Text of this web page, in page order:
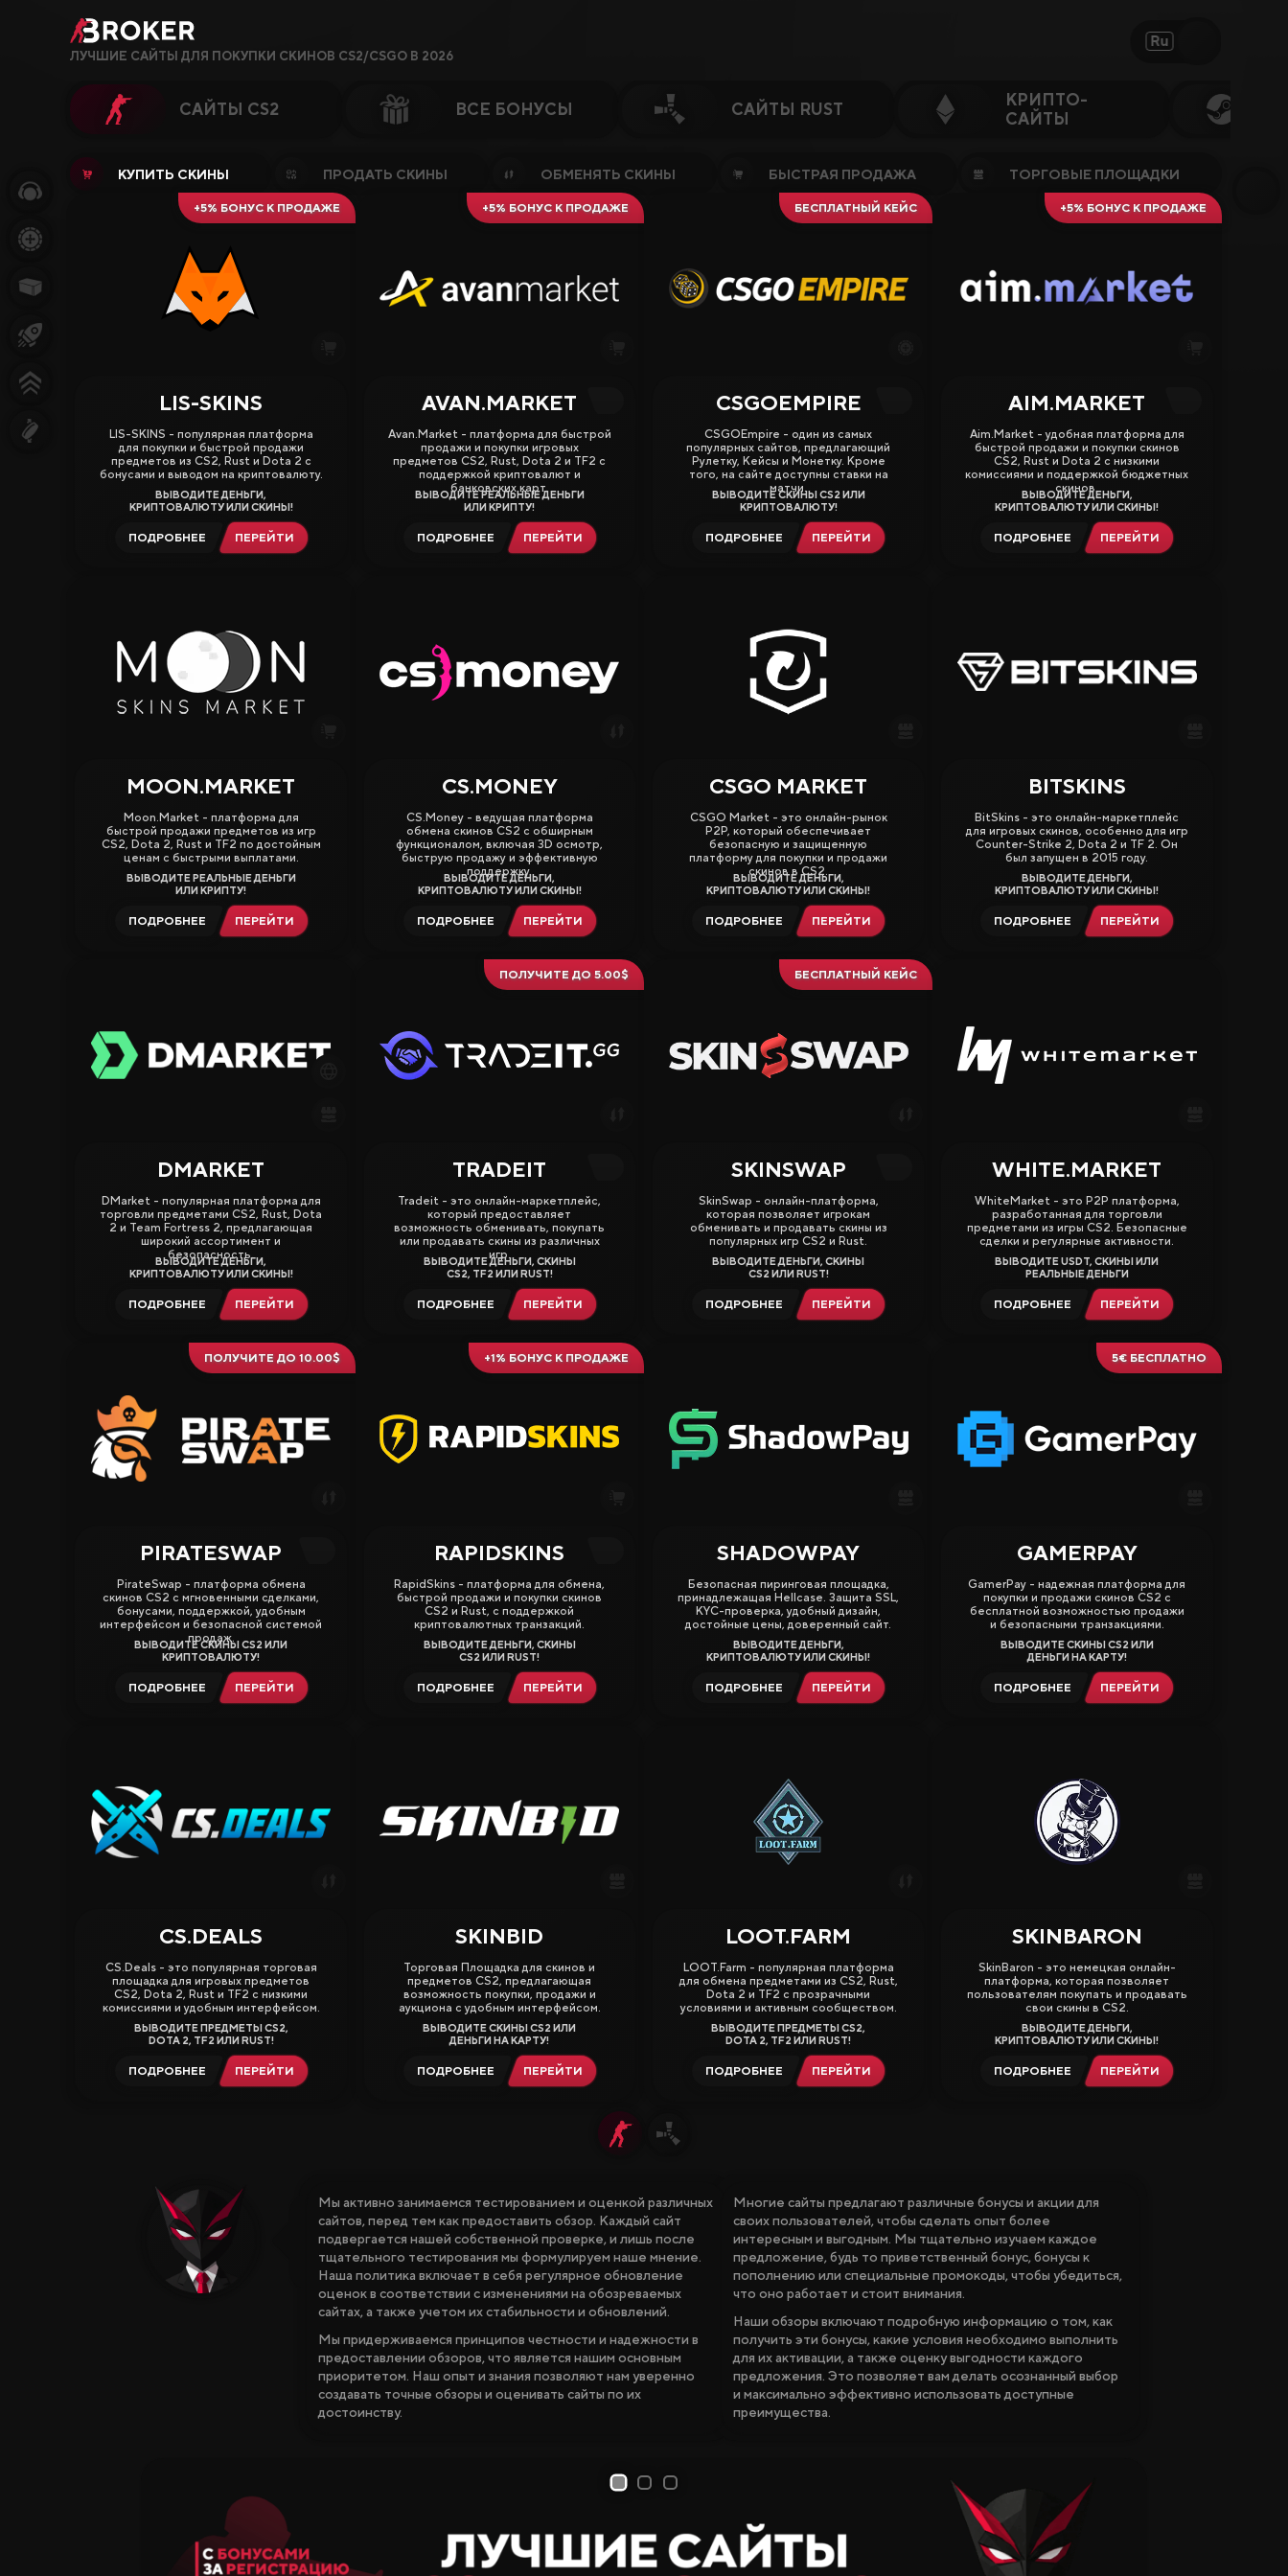
Популярное
Заработок
Новые Сайты
Гемблинг
Продажа и Обмен Скинов
Бонус к Продаже Розыгрыши
ЛУЧШИЕ САЙТЫ ДЛЯ ПОКУПКИ СКИНОВ CS2/CSGO В 2026
Ru
САЙТЫ CS2 ВСЕ БОНУСЫ САЙТЫ RUST
КРИПТО-
САЙТЫ
КУПИТЬ СКИНЫ ПРОДАТЬ СКИНЫ ОБМЕНЯТЬ СКИНЫ БЫСТРАЯ ПРОДАЖА ТОРГОВЫЕ ПЛОЩАДКИ
+5% БОНУС К ПРОДАЖЕ
LIS-SKINS
LIS-SKINS - популярная платформа
для покупки и быстрой продажи
предметов из CS2, Rust и Dota 2 с
бонусами и выводом на криптовалюту.
ВЫВОДИТЕ ДЕНЬГИ,
КРИПТОВАЛЮТУ ИЛИ СКИНЫ!
ПОДРОБНЕЕ ПЕРЕЙТИ
+5% БОНУС К ПРОДАЖЕ
4.25AVAN.MARKET
Avan.Market - платформа для быстрой
продажи и покупки игровых
предметов CS2, Rust, Dota 2 и TF2 с
поддержкой криптовалют и
банковских карт.
ВЫВОДИТЕ РЕАЛЬНЫЕ ДЕНЬГИ
ИЛИ КРИПТУ!
ПОДРОБНЕЕ ПЕРЕЙТИ
БЕСПЛАТНЫЙ КЕЙС
CSGOEMPIRE
CSGOEmpire - один из самых
популярных сайтов, предлагающий
Рулетку, Кейсы и Монетку. Кроме
того, на сайте доступны ставки на
матчи.
ВЫВОДИТЕ СКИНЫ CS2 ИЛИ
КРИПТОВАЛЮТУ!
ПОДРОБНЕЕ ПЕРЕЙТИ
+5% БОНУС К ПРОДАЖЕ
AIM.MARKET
Aim.Market - удобная платформа для
быстрой продажи и покупки скинов
CS2, Rust и Dota 2 с низкими
комиссиями и поддержкой бюджетных
скинов.
ВЫВОДИТЕ ДЕНЬГИ,
КРИПТОВАЛЮТУ ИЛИ СКИНЫ!
ПОДРОБНЕЕ ПЕРЕЙТИ
3.88MOON.MARKET
Moon.Market - платформа для
быстрой продажи предметов из игр
CS2, Dota 2, Rust и TF2 по достойным
ценам с быстрыми выплатами.
ВЫВОДИТЕ РЕАЛЬНЫЕ ДЕНЬГИ
ИЛИ КРИПТУ!
ПОДРОБНЕЕ ПЕРЕЙТИ
CS.MONEY
CS.Money - ведущая платформа
обмена скинов CS2 с обширным
функционалом, включая 3D осмотр,
быструю продажу и эффективную
поддержку.
ВЫВОДИТЕ ДЕНЬГИ,
КРИПТОВАЛЮТУ ИЛИ СКИНЫ!
ПОДРОБНЕЕ ПЕРЕЙТИ
CSGO MARKET
CSGO Market - это онлайн-рынок
P2P, который обеспечивает
безопасную и защищенную
платформу для покупки и продажи
скинов в CS2.
ВЫВОДИТЕ ДЕНЬГИ,
КРИПТОВАЛЮТУ ИЛИ СКИНЫ!
ПОДРОБНЕЕ ПЕРЕЙТИ
BITSKINS
BitSkins - это онлайн-маркетплейс
для игровых скинов, особенно для игр
Counter-Strike 2, Dota 2 и TF 2. Он
был запущен в 2015 году.
ВЫВОДИТЕ ДЕНЬГИ,
КРИПТОВАЛЮТУ ИЛИ СКИНЫ!
ПОДРОБНЕЕ ПЕРЕЙТИ
DMARKET
DMarket - популярная платформа для
торговли предметами CS2, Rust, Dota
2 и Team Fortress 2, предлагающая
широкий ассортимент и
безопасность.
ВЫВОДИТЕ ДЕНЬГИ,
КРИПТОВАЛЮТУ ИЛИ СКИНЫ!
ПОДРОБНЕЕ ПЕРЕЙТИ
ПОЛУЧИТЕ ДО 5.00$
TRADEIT
Tradeit - это онлайн-маркетплейс,
который предоставляет
возможность обменивать, покупать
или продавать скины из различных
игр.
ВЫВОДИТЕ ДЕНЬГИ, СКИНЫ
CS2, TF2 ИЛИ RUST!
ПОДРОБНЕЕ ПЕРЕЙТИ
БЕСПЛАТНЫЙ КЕЙС
SKINSWAP
SkinSwap - онлайн-платформа,
которая позволяет игрокам
обменивать и продавать скины из
популярных игр CS2 и Rust.
ВЫВОДИТЕ ДЕНЬГИ, СКИНЫ
CS2 ИЛИ RUST!
ПОДРОБНЕЕ ПЕРЕЙТИ
3.50WHITE.MARKET
WhiteMarket - это P2P платформа,
разработанная для торговли
предметами из игры CS2. Безопасные
сделки и регулярные активности.
ВЫВОДИТЕ USDT, СКИНЫ ИЛИ
РЕАЛЬНЫЕ ДЕНЬГИ
ПОДРОБНЕЕ ПЕРЕЙТИ
ПОЛУЧИТЕ ДО 10.00$
PIRATESWAP
PirateSwap - платформа обмена
скинов CS2 с мгновенными сделками,
бонусами, поддержкой, удобным
интерфейсом и безопасной системой
продаж.
ВЫВОДИТЕ СКИНЫ CS2 ИЛИ
КРИПТОВАЛЮТУ!
ПОДРОБНЕЕ ПЕРЕЙТИ
+1% БОНУС К ПРОДАЖЕ
RAPIDSKINS
RapidSkins - платформа для обмена,
быстрой продажи и покупки скинов
CS2 и Rust, с поддержкой
криптовалютных транзакций.
ВЫВОДИТЕ ДЕНЬГИ, СКИНЫ
CS2 ИЛИ RUST!
ПОДРОБНЕЕ ПЕРЕЙТИ
SHADOWPAY
Безопасная пиринговая площадка,
принадлежащая Hellcase. Защита SSL,
KYC-проверка, удобный дизайн,
достойные цены, доверенный сайт.
ВЫВОДИТЕ ДЕНЬГИ,
КРИПТОВАЛЮТУ ИЛИ СКИНЫ!
ПОДРОБНЕЕ ПЕРЕЙТИ
5€ БЕСПЛАТНО
GAMERPAY
GamerPay - надежная платформа для
покупки и продажи скинов CS2 с
бесплатной возможностью продажи
и безопасными транзакциями.
ВЫВОДИТЕ СКИНЫ CS2 ИЛИ
ДЕНЬГИ НА КАРТУ!
ПОДРОБНЕЕ ПЕРЕЙТИ
CS.DEALS
CS.Deals - это популярная торговая
площадка для игровых предметов
CS2, Dota 2, Rust и TF2 с низкими
комиссиями и удобным интерфейсом.
ВЫВОДИТЕ ПРЕДМЕТЫ CS2,
DOTA 2, TF2 ИЛИ RUST!
ПОДРОБНЕЕ ПЕРЕЙТИ
SKINBID
Торговая Площадка для скинов и
предметов CS2, предлагающая
возможность покупки, продажи и
аукциона с удобным интерфейсом.
ВЫВОДИТЕ СКИНЫ CS2 ИЛИ
ДЕНЬГИ НА КАРТУ!
ПОДРОБНЕЕ ПЕРЕЙТИ
LOOT.FARM
LOOT.Farm - популярная платформа
для обмена предметами из CS2, Rust,
Dota 2 и TF2 с прозрачными
условиями и активным сообществом.
ВЫВОДИТЕ ПРЕДМЕТЫ CS2,
DOTA 2, TF2 ИЛИ RUST!
ПОДРОБНЕЕ ПЕРЕЙТИ
SKINBARON
SkinBaron - это немецкая онлайн-
платформа, которая позволяет
пользователям покупать и продавать
свои скины в CS2.
ВЫВОДИТЕ ДЕНЬГИ,
КРИПТОВАЛЮТУ ИЛИ СКИНЫ!
ПОДРОБНЕЕ ПЕРЕЙТИ
Мы активно занимаемся тестированием и оценкой различных
сайтов, перед тем как предоставить обзор. Каждый сайт
подвергается нашей собственной проверке, и лишь после
тщательного тестирования мы формулируем наше мнение.
Наша политика включает в себя регулярное обновление
оценок в соответствии с изменениями на обозреваемых
сайтах, а также учетом их стабильности и обновлений.
Мы придерживаемся принципов честности и надежности в
предоставлении обзоров, что является нашим основным
приоритетом. Наш опыт и знания позволяют нам уверенно
создавать точные обзоры и оценивать сайты по их
достоинству.
Многие сайты предлагают различные бонусы и акции для
своих пользователей, чтобы сделать опыт более
интересным и выгодным. Мы тщательно изучаем каждое
предложение, будь то приветственный бонус, бонусы к
пополнению или специальные промокоды, чтобы убедиться,
что оно работает и стоит внимания.
Наши обзоры включают подробную информацию о том, как
получить эти бонусы, какие условия необходимо выполнить
для их активации, а также оценку выгодности каждого
предложения. Это позволяет вам делать осознанный выбор
и максимально эффективно использовать доступные
преимущества.
1 2 3